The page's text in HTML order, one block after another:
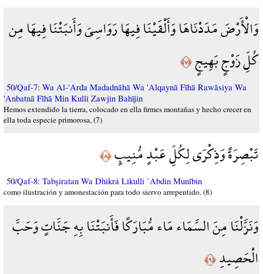
وَالْأَرْضَ مَدَدْنَاهَا وَأَلْقَيْنَا فِيهَا رَوَاسِيَ وَأَنبَتْنَا فِيهَا مِن
كُلِّ زَوْجٍ بَهِيجٍ﴿٧﴾
50/Qaf-7: Wa Al-'Arđa Madadnāhā Wa 'Alqaynā Fīhā Rawāsiya Wa
'Anbatnā Fīhā Min Kulli Zawjin Bahījin
Hemos extendido la tierra, colocado en ella firmes montañas y hecho crecer en
ella toda especie primorosa, (7)
تَبْصِرَةً وَذِكْرَى لِكُلِّ عَبْدٍ مُّنِيبٍ﴿٨﴾
50/Qaf-8: Tabşiratan Wa Dhikrá Likulli `Abdin Munībin
como ilustración y amonestación para todo siervo arrepentido. (8)
وَنَزَّلْنَا مِنَ السَّمَاء مَاء مُّبَارَكًا فَأَنبَتْنَا بِهِ جَنَّاتٍ وَحَبَّ
الْحَصِيدِ﴿٩﴾